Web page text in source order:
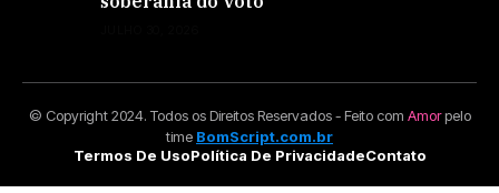
© Copyright 2024. Todos os Direitos Reservados - Feito com Amorpelo
time BomScript.com.br
Termos De UsoPolítica De PrivacidadeContato